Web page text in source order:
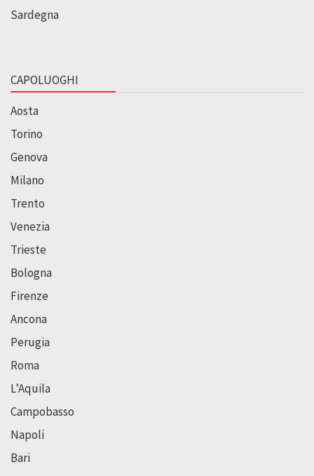
Sardegna
CAPOLUOGHI
Aosta
Torino
Genova
Milano
Trento
Venezia
Trieste
Bologna
Firenze
Ancona
Perugia
Roma
L’Aquila
Campobasso
Napoli
Bari